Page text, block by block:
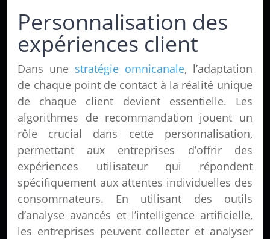
Personnalisation des
expériences client
Dans une stratégie omnicanale, l’adaptation
de chaque point de contact à la réalité unique
de chaque client devient essentielle. Les
algorithmes de recommandation jouent un
rôle crucial dans cette personnalisation,
permettant aux entreprises d’offrir des
expériences utilisateur qui répondent
spécifiquement aux attentes individuelles des
consommateurs. En utilisant des outils
d’analyse avancés et l’intelligence artificielle,
les entreprises peuvent collecter et analyser